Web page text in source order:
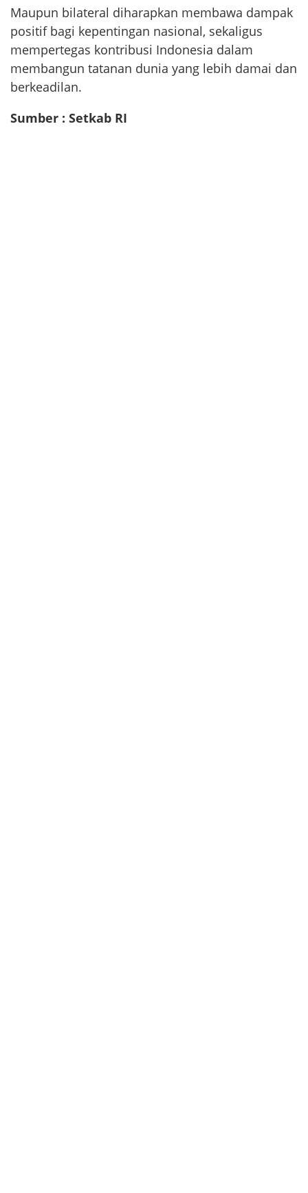
Maupun bilateral diharapkan membawa dampak
positif bagi kepentingan nasional, sekaligus
mempertegas kontribusi Indonesia dalam
membangun tatanan dunia yang lebih damai dan
berkeadilan.
Sumber : Setkab RI